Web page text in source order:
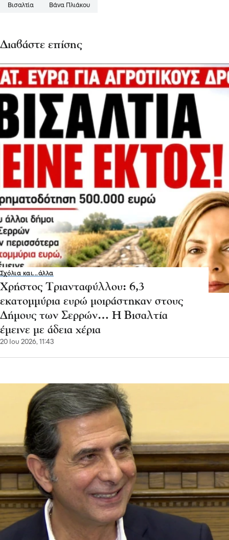
Βισαλτία Βάνα Πλιάκου
Διαβάστε επίσης
Σχόλια και...άλλα
Χρήστος Τριανταφύλλου: 6,3
εκατομμύρια ευρώ μοιράστηκαν στους
Δήμους των Σερρών… Η Βισαλτία
έμεινε με άδεια χέρια
20 Ιου 2026, 11:43